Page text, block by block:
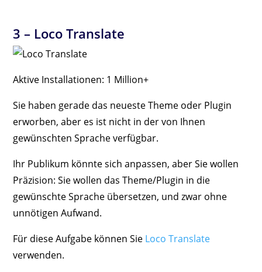
3 – Loco Translate
Aktive Installationen: 1 Million+
Sie haben gerade das neueste Theme oder Plugin
erworben, aber es ist nicht in der von Ihnen
gewünschten Sprache verfügbar.
Ihr Publikum könnte sich anpassen, aber Sie wollen
Präzision: Sie wollen das Theme/Plugin in die
gewünschte Sprache übersetzen, und zwar ohne
unnötigen Aufwand.
Für diese Aufgabe können Sie Loco Translate
verwenden.